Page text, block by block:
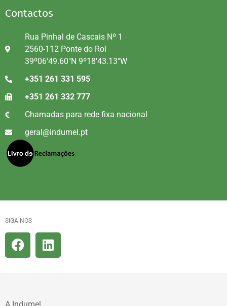
Contactos
Rua Pinhal de Cascais Nº 1
2560-112 Ponte do Rol
39º06'49.60"N 9º18'43.13"W
+351 261 331 595
+351 261 332 777
Chamadas para rede fixa nacional
geral@indumel.pt
SIGA-NOS